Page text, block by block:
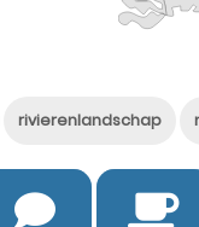
rivierenlandschap